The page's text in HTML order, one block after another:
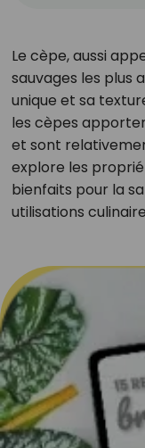
Le cèpe, aussi
sauvages les plus
unique et sa
les cèpes
et sont
explore les
bienfaits pour la
utilisations